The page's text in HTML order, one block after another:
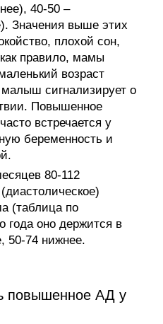
40-50 –
Значения выше этих
плохой сон,
правило, мамы
возраст
сигнализирует о
Повышенное
встречается у
беременность и
80-112
(таблица по
года оно держится в
50-74 нижнее.
повышенное АД у